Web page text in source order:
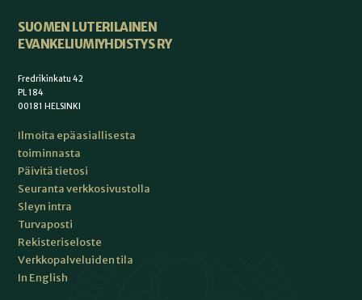
SUOMEN LUTERILAINEN
EVANKELIUMIYHDISTYS RY
Fredrikinkatu 42
PL 184
00181 HELSINKI
Ilmoita epäasiallisesta
toiminnasta
Päivitä tietosi
Seuranta verkkosivustolla
Sleyn intra
Turvaposti
Rekisteriseloste
Verkkopalveluiden tila
In English